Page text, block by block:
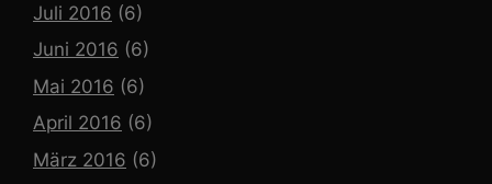
Juli 2016 (6)
Juni 2016 (6)
Mai 2016 (6)
April 2016 (6)
März 2016 (6)